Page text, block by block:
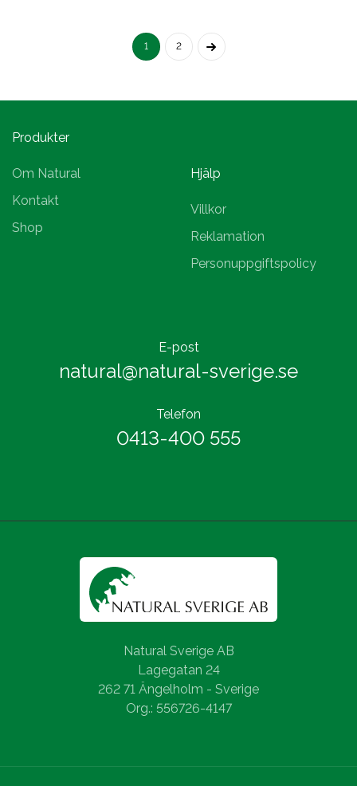
1 2
Produkter
Om Natural
Kontakt
Shop
Hjälp
Villkor
Reklamation
Personuppgiftspolicy
E-post
natural@natural-sverige.se
Telefon
0413-400 555
Natural Sverige AB
Lagegatan 24
262 71 Ängelholm - Sverige
Org.: 556726-4147